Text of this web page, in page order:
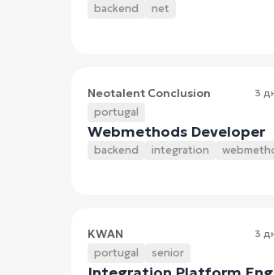
backend net
Neotalent Conclusion 3
portugal
Webmethods Developer
backend integration
KWAN 3
portugal senior